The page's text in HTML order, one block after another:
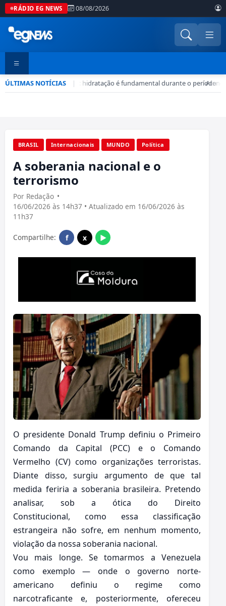
RÁDIO EG NEWS 08/08/2026
ÚLTIMAS NOTÍCIAS |
Seca no DF: hidratação é fundamental durante o período
•
BRASIL Internacionais MUNDO Política
A soberania nacional e o
terrorismo
Por Redação •
16/06/2026 às 14h37 • Atualizado em 16/06/2026 às
11h37
Compartilhe: f x ▶
O presidente Donald Trump definiu o Primeiro
Comando da Capital (PCC) e o Comando
Vermelho (CV) como organizações terroristas.
Diante disso, surgiu argumento de que tal
medida feriria a soberania brasileira. Pretendo
analisar, sob a ótica do Direito
Constitucional, como essa classificação
estrangeira não sofre, em nenhum momento,
violação da nossa soberania nacional.
Vou mais longe. Se tomarmos a Venezuela
como exemplo — onde o governo norte-
americano definiu o regime como
narcotraficante e, posteriormente, ofereceu